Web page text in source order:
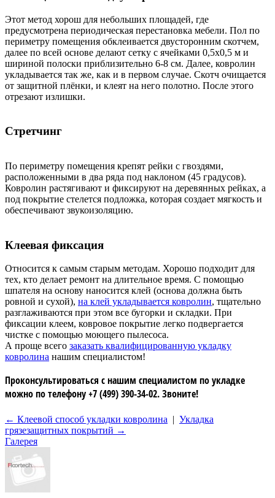
Этот метод хорош для небольших площадей, где
предусмотрена периодическая перестановка мебели. Пол по
периметру помещения обклеивается двусторонним скотчем,
далее по всей основе делают сетку с ячейками 0,5х0,5 м и
шириной полоски приблизительно 6-8 см. Далее, ковролин
укладывается так же, как и в первом случае. Скотч очищается
от защитной плёнки, и клеят на него полотно. После этого
отрезают излишки.
Стретчинг
По периметру помещения крепят рейки с гвоздями,
расположенными в два ряда под наклоном (45 градусов).
Ковролин растягивают и фиксируют на деревянных рейках, а
под покрытие стелется подложка, которая создает мягкость и
обеспечивают звукоизоляцию.
Клеевая фиксация
Относится к самым старым методам. Хорошо подходит для
тех, кто делает ремонт на длительное время. С помощью
шпателя на основу наносится клей (основа должна быть
ровной и сухой), на клей укладывается ковролин, тщательно
разглаживаются при этом все бугорки и складки. При
фиксации клеем, ковровое покрытие легко подвергается
чистке с помощью моющего пылесоса.
А проще всего заказать квалифицированную укладку
ковролина нашим специалистом!
Проконсультироваться с нашим специалистом по укладке
можно по телефону +7 (499) 390-34-02. Звоните!
← Клеевой способ укладки ковролина | Укладка
грязезащитных покрытий →
Галерея